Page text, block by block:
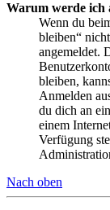
Warum werde ich
Wenn du
bleiben“
angemeldet.
bleiben,
Anmelden
du dich an
einem
Verfügung
Nach oben